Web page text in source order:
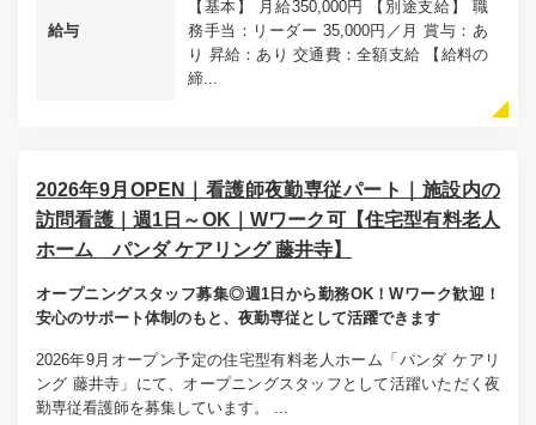
給与
【基本】 月給350,000円 【別途支給】 職
務手当：リーダー 35,000円／月 賞与：あ
り 昇給：あり 交通費：全額支給 【給料の
締...
2026年9月OPEN｜看護師夜勤専従パート｜施設内の
訪問看護｜週1日～OK｜Wワーク可【住宅型有料老人
ホーム パンダ ケアリング 藤井寺】
オープニングスタッフ募集◎週1日から勤務OK！Wワーク歓迎！
安心のサポート体制のもと、夜勤専従として活躍できます
2026年9月オープン予定の住宅型有料老人ホーム「パンダ ケアリ
ング 藤井寺」にて、オープニングスタッフとして活躍いただく夜
勤専従看護師を募集しています。 ...